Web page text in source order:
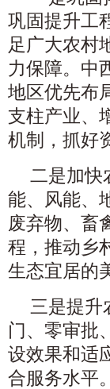
巩固提升工
足广大农村
力保障。中
地区优先布
支柱产业、
机制，抓好
二是加快
能、风能、
废弃物、畜
程，推动乡
生态宜居的
三是提升
门、零审批
设效果和适
合服务水平